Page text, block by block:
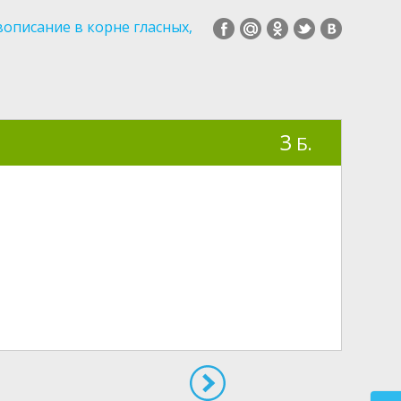
в корне гласных,
3 Б.